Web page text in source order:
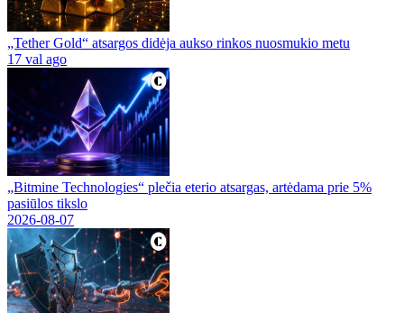
„Tether Gold“ atsargos didėja aukso rinkos nuosmukio metu
17 val ago
„Bitmine Technologies“ plečia eterio atsargas, artėdama prie 5%
pasiūlos tikslo
2026-08-07